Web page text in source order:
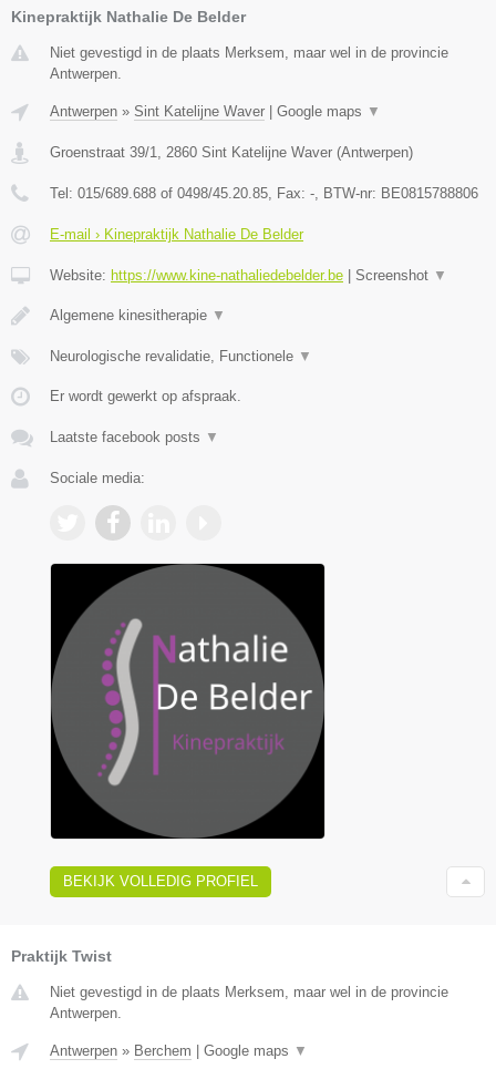
Kinepraktijk Nathalie De Belder
Niet gevestigd in de plaats Merksem, maar wel in de provincie
Antwerpen.
Antwerpen » Sint Katelijne Waver Google maps ▼
Groenstraat 39/1, 2860 Sint Katelijne Waver (Antwerpen)
Tel: 015/689.688 of 0498/45.20.85, Fax: -, BTW-nr: BE0815788806
E-mail › Kinepraktijk Nathalie De Belder
Website: https://www.kine-nathaliedebelder.be Screenshot ▼
Algemene kinesitherapie ▼
Neurologische revalidatie, Functionele ▼
Er wordt gewerkt op afspraak.
Laatste facebook posts ▼
Sociale media:
BEKIJK VOLLEDIG PROFIEL
Praktijk Twist
Niet gevestigd in de plaats Merksem, maar wel in de provincie
Antwerpen.
Antwerpen » Berchem Google maps ▼